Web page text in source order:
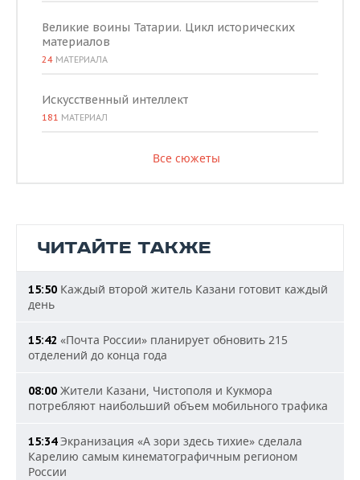
Великие воины Татарии. Цикл исторических
материалов
24 МАТЕРИАЛА
Искусственный интеллект
181 МАТЕРИАЛ
Все сюжеты
ЧИТАЙТЕ ТАКЖЕ
15:50 Каждый второй житель Казани готовит каждый
день
15:42 «Почта России» планирует обновить 215
отделений до конца года
08:00 Жители Казани, Чистополя и Кукмора
потребляют наибольший объем мобильного трафика
15:34Экранизация «А зори здесь тихие» сделала
Карелию самым кинематографичным регионом
России